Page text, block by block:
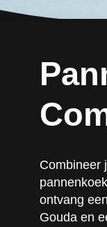
Combineer
ontvang
Gouda en